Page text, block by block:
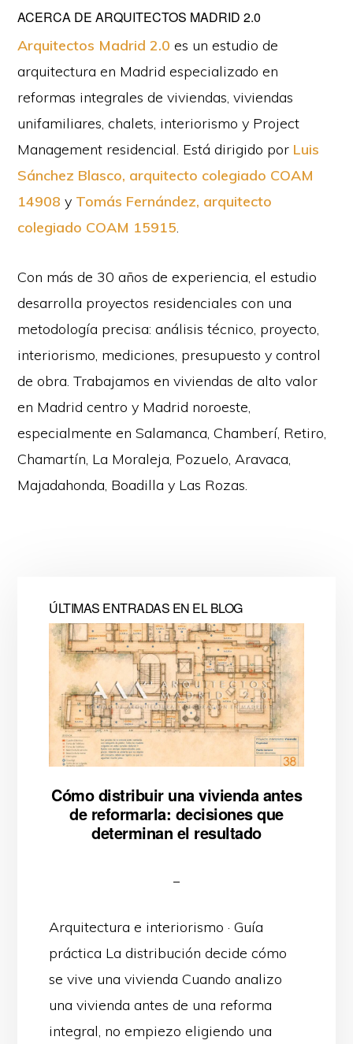
ACERCA DEARQUITECTOS MADRID 2.0
Arquitectos Madrid 2.0 es un estudio de
arquitectura en Madrid especializado en
reformas integrales de viviendas, viviendas
unifamiliares, chalets, interiorismo y Project
Management residencial. Está dirigido por Luis
Sánchez Blasco, arquitecto colegiado COAM
14908 y Tomás Fernández, arquitecto
colegiado COAM 15915.
Con más de 30 años de experiencia, el estudio
desarrolla proyectos residenciales con una
metodología precisa: análisis técnico, proyecto,
interiorismo, mediciones, presupuesto y control
de obra. Trabajamos en viviendas de alto valor
en Madrid centro y Madrid noroeste,
especialmente en Salamanca, Chamberí, Retiro,
Chamartín, La Moraleja, Pozuelo, Aravaca,
Majadahonda, Boadilla y Las Rozas.
ÚLTIMAS ENTRADAS EN EL BLOG
Cómo distribuir una vivienda antes
de reformarla: decisiones que
determinan el resultado
Arquitectura e interiorismo · Guía
práctica La distribución decide cómo
se vive una vivienda Cuando analizo
una vivienda antes de una reforma
integral, no empiezo eligiendo una